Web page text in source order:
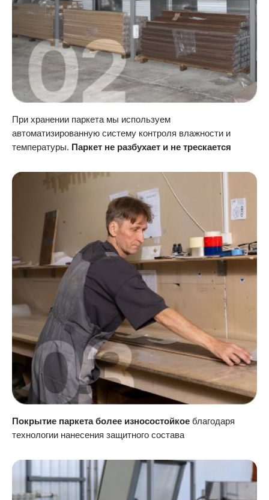
При хранении паркета мы используем
автоматизированную систему контроля влажности и
температуры. Паркет не разбухает и не трескается
Покрытие паркета более износостойкое благодаря
технологии нанесения защитного состава